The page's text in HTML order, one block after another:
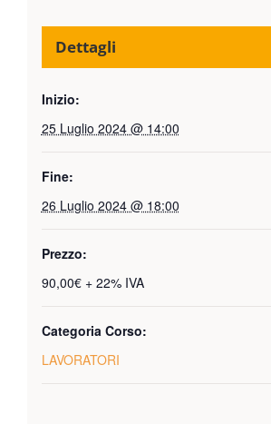
Dettagli
Inizio:
25 Luglio 2024 @ 14:00
Fine:
26 Luglio 2024 @ 18:00
Prezzo:
90,00€ + 22% IVA
Categoria Corso:
LAVORATORI